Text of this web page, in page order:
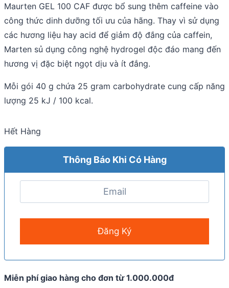
Maurten GEL 100 CAF được bổ sung thêm caffeine vào
công thức dinh dưỡng tối ưu của hãng. Thay vì sử dụng
các hương liệu hay acid để giảm độ đắng của caffein,
Marten sủ dụng công nghệ hydrogel độc đáo mang đến
hương vị đặc biệt ngọt dịu và ít đắng.
Mỗi gói 40 g chứa 25 gram carbohydrate cung cấp năng
lượng 25 kJ / 100 kcal.
Hết Hàng
Thông Báo Khi Có Hàng
Miễn phí giao hàng cho đơn từ 1.000.000đ